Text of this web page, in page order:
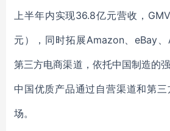
上半年内实现36.8亿元营收，
元），同时拓展Amazon、eBay
第三方电商渠道，依托中国制造的
中国优质产品通过自营渠道和第
场。